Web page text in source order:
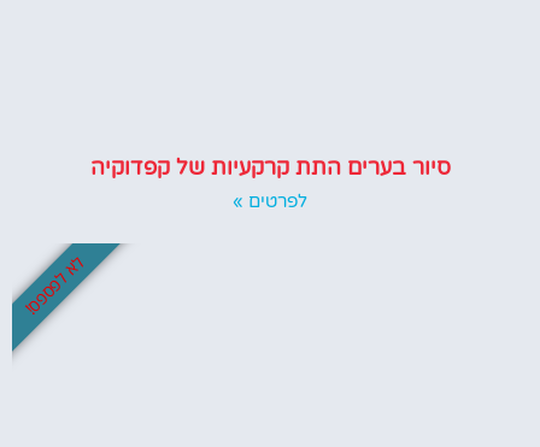
סיור בערים התת קרקעיות של קפדוקיה
לפרטים »
לא לפספס!